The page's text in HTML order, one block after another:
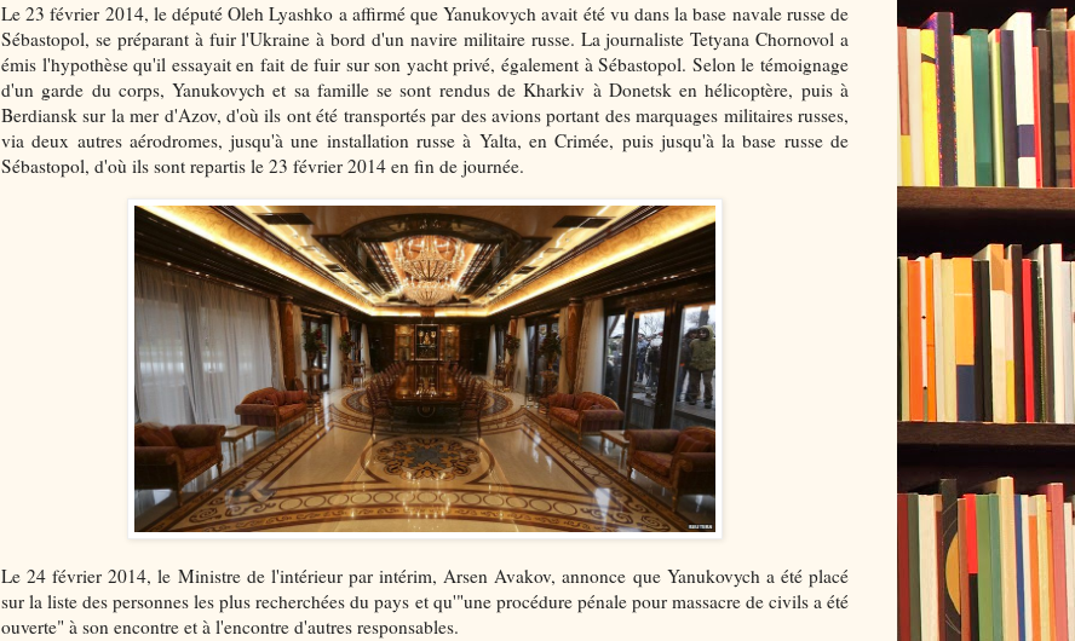
Le 23 février 2014, le député Oleh Lyashko a affirmé que Yanukovych avait été vu dans la base navale russe de
Sébastopol, se préparant à fuir l'Ukraine à bord d'un navire militaire russe. La journaliste Tetyana Chornovol a
émis l'hypothèse qu'il essayait en fait de fuir sur son yacht privé, également à Sébastopol. Selon le témoignage
d'un garde du corps, Yanukovych et sa famille se sont rendus de Kharkiv à Donetsk en hélicoptère, puis à
Berdiansk sur la mer d'Azov, d'où ils ont été transportés par des avions portant des marquages militaires russes,
via deux autres aérodromes, jusqu'à une installation russe à Yalta, en Crimée, puis jusqu'à la base russe de
Sébastopol, d'où ils sont repartis le 23 février 2014 en fin de journée.
Le 24 février 2014, le Ministre de l'intérieur par intérim, Arsen Avakov, annonce que Yanukovych a été placé
sur la liste des personnes les plus recherchées du pays et qu'"une procédure pénale pour massacre de civils a été
ouverte" à son encontre et à l'encontre d'autres responsables.